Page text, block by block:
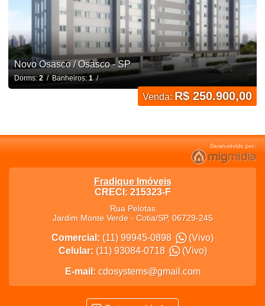
Novo Osasco / Osasco - SP
Dorms:2/ Banheiros:1/
Venda: R$ 250.900,00
Fradique Imóveis
CRECI: 215323-F
Rua Pelotas
Jardim Monte Verde- Cotia/SP, 06729-245
Comercial: (11) 99945-0898
(Vivo)
Celular: (11) 93084-0718 (Vivo)
E-mail: cdosystems@gmail.com